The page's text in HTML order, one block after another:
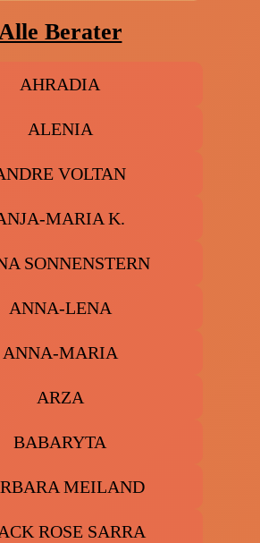
Alle Berater
AHRADIA
ALENIA
VOLTAN
MARIA K.
SONNENSTERN
ANNA-LENA
ANNA-MARIA
ARZA
BABARYTA
MEILAND
ROSE SARRA